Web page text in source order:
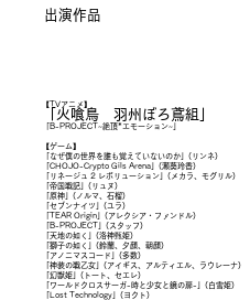
​出演作品
【TVアニメ】
「火喰鳥 羽州ぼろ鳶組」
「B-PROJECT~絶頂*エモーション~」
【ゲーム】
「なぜ僕の世界を誰も覚えていないのか」(リンネ)
「CHOJO-Crypto Gils Arena」(瀬葵玲香)
「リネージュ 2 レボリューション」(メカラ、モグリル)
「帝国戦記」(リュヌ)
「原神」(ノルマ、石榴)
「セブンナイツ」(ユラ)
「TEAR Origin」(アレクシア・ファンドル)
「B-PROJECT」(スタッフ)
「天地の如く」(洛神甄姫)
「獅子の如く」(鈴蘭、夕顔、朝顔)
「アノニマスコード」(多数)
「神装の戦乙女」(アイギス、アルティエル、ラウレーナ)
「幻獣姫」(トート、セエレ)
「ワールドクロスサーガ-時と少女と鏡の扉-」(白雪姫)
「Lost Technology」(ヨクト)